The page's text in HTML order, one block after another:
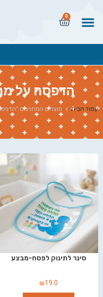
0
הדפסה על
עמוד הבית > מוצרים המתויגים
סינר לתינוק לפסח-מבצע
₪19.0